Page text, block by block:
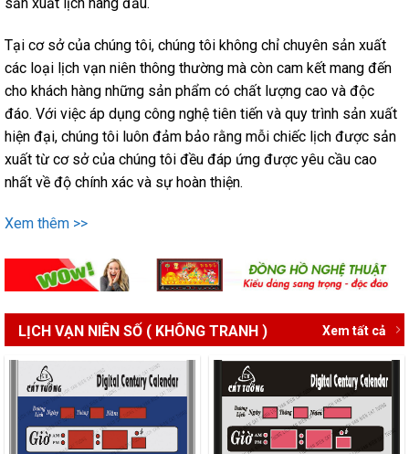
Tại cơ sở của chúng tôi, chúng tôi không chỉ chuyên sản xuất
các loại lịch vạn niên thông thường mà còn cam kết mang đến
cho khách hàng những sản phẩm có chất lượng cao và độc
đáo. Với việc áp dụng công nghệ tiên tiến và quy trình sản xuất
hiện đại, chúng tôi luôn đảm bảo rằng mỗi chiếc lịch được sản
xuất từ cơ sở của chúng tôi đều đáp ứng được yêu cầu cao
nhất về độ chính xác và sự hoàn thiện.
Xem thêm >>
LỊCH VẠN NIÊN SỐ ( KHÔNG TRANH ) Xem tất cả